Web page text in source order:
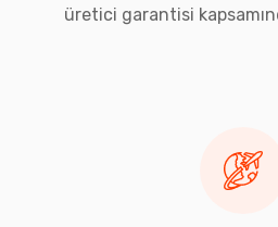
üretici garantisi